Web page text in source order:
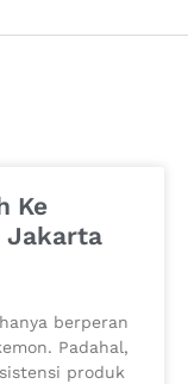
Ke
Jakarta
berperan
Padahal,
produk